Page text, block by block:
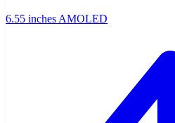
6.55 inches AMOLED